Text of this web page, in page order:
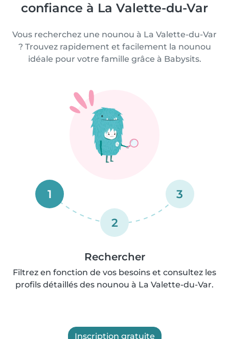
confiance à La Valette-du-Var
Vous recherchez une nounou à La Valette-du-Var
? Trouvez rapidement et facilement la nounou
idéale pour votre famille grâce à Babysits.
1
2
3
Rechercher
Filtrez en fonction de vos besoins et consultez les
profils détaillés des nounou à La Valette-du-Var.
Inscription gratuite